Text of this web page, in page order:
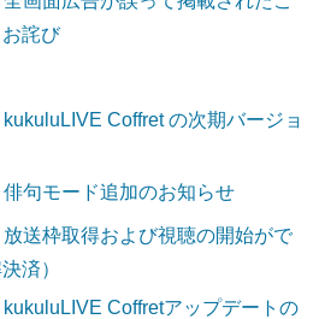
詫び
kukuluLIVE Coffret の次期バージョ
俳句モード追加のお知らせ
放送枠取得および視聴の開始がで
済）
kukuluLIVE Coffretアップデートの